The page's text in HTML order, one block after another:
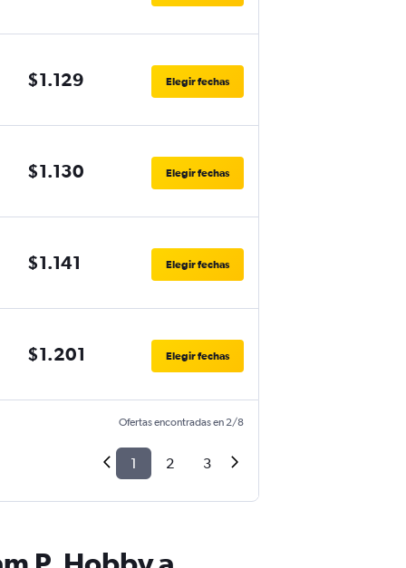
$1.129 Elegir fechas
$1.130 Elegir fechas
$1.141 Elegir fechas
$1.201 Elegir fechas
Ofertas encontradas en 2/8
1 2 3